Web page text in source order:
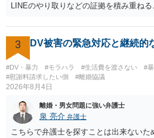
LINEのやり取りなどの証拠を積み重ね
個別の事情によりますので、お早めに
すめします。
3 DV被害の緊急対応と継続的
#DV・暴力 #モラハラ #生活費を渡さない
#
#慰謝料請求したい側
#離婚協議
2026年8月4日
離婚・男女問題に強い弁護士
泉 亮介 弁護士
こちらで弁護士を探すことは出来ない